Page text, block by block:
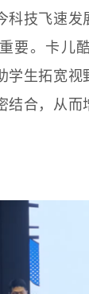
科技飞速发
要。卡儿
学生拓宽视
结合，从而